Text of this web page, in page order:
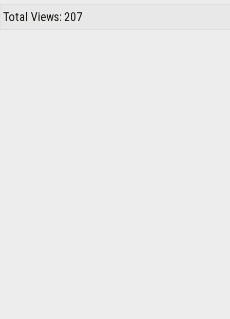
Total Views: 207